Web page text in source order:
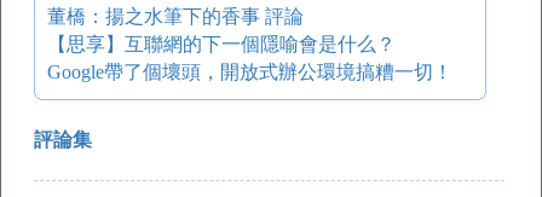
董橋：揚之水筆下的香事 評論
【思享】互聯網的下一個隱喻會是什么？
Google帶了個壞頭，開放式辦公環境搞糟一切！
評論集